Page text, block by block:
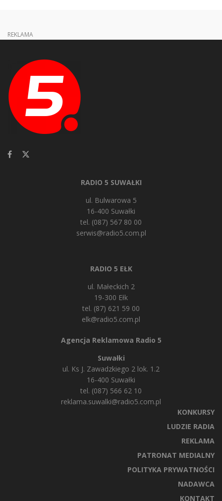
REKLAMA
RADIO 5 SUWAŁKI
ul. Bulwarowa 5
16-400 Suwałki
tel. (087) 567 80 00
serwis@radio5.com.pl
RADIO 5 EŁK
ul. Małeckich 2
19-300 Ełk
tel. (87) 621 59 00
elk@radio5.com.pl
Agencja Reklamowa Radio 5
Suwałki
ul. Ks J. Zawadzkiego 2 lok. 1.2
16-400 Suwałki
tel. (087) 566 62 10
reklama.suwalki@radio5.com.pl
KONKURSY
LUDZIE RADIA
REKLAMA
PATRONAT MEDIALNY
POLITYKA PRYWATNOŚCI
NADAWCA
KONTAKT